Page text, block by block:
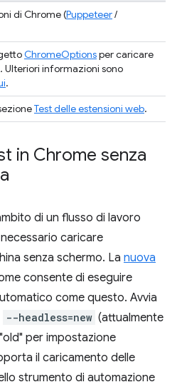
di Chrome (Puppeteer/
ChromeOptionsper caricare
Ulteriori informazioni sono
.
Test delle estensioni web.
in Chrome senza
di un flusso di lavoro
caricare
senza schermo. La nuova
consente di eseguire
come questo. Avvia
--headless=new (attualmente
per impostazione
il caricamento delle
strumento di automazione